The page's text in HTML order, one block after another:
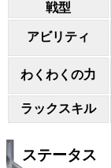
戦型
アビリティ
わくわくの力
ラックスキル
ステータス